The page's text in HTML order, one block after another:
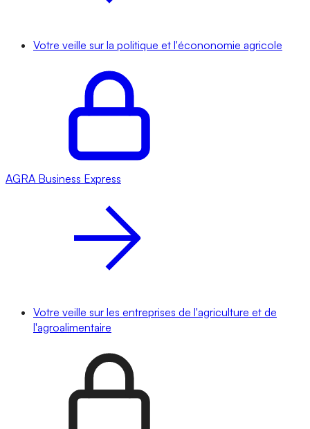
Votre veille sur la politique et l'écononomie agricole
AGRA Business Express
Votre veille sur les entreprises de l'agriculture et de
l'agroalimentaire